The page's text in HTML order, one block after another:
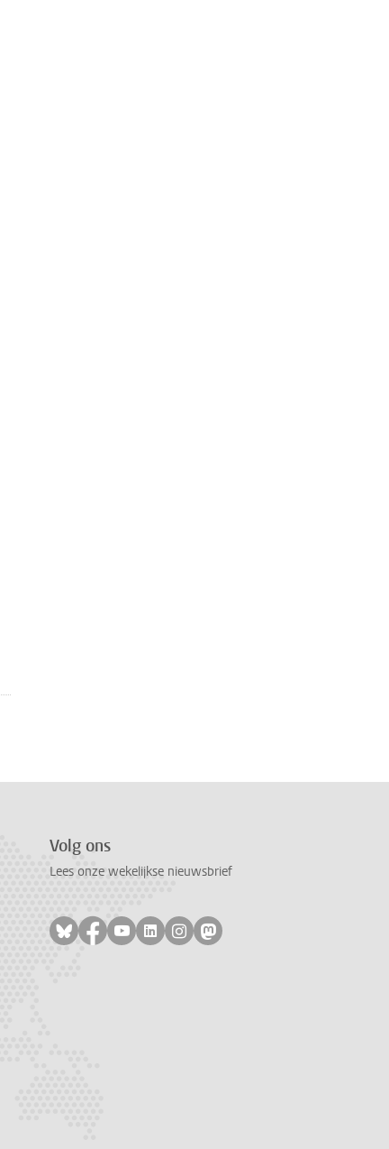
Volg ons
Lees onze wekelijkse nieuwsbrief
Volg ons op bluesky
Volg ons op facebook
Volg ons op youtube
Volg ons op linkedin
Volg ons op instagram
Volg ons op mastodon